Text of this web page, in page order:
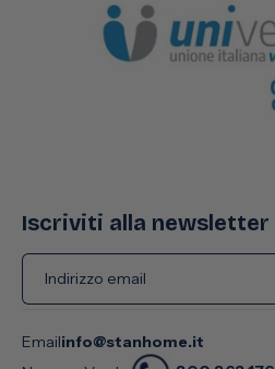
Iscriviti alla newsletter
Indirizzo email
Emailinfo@stanhome.it